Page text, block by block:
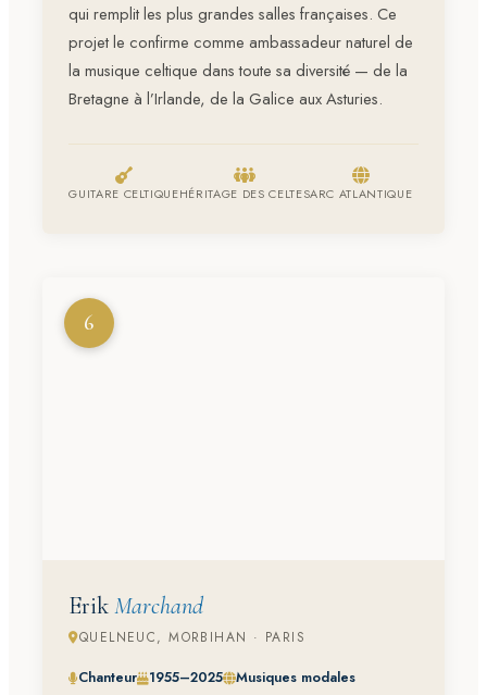
qui remplit les plus grandes salles françaises. Ce
projet le confirme comme ambassadeur naturel de
la musique celtique dans toute sa diversité — de la
Bretagne à l’Irlande, de la Galice aux Asturies.
GUITARE CELTIQUEHÉRITAGE DES CELTESARC ATLANTIQUE
6
ErikMarchand
QUELNEUC, MORBIHAN · PARIS
Chanteur 1955–2025 Musiques modales